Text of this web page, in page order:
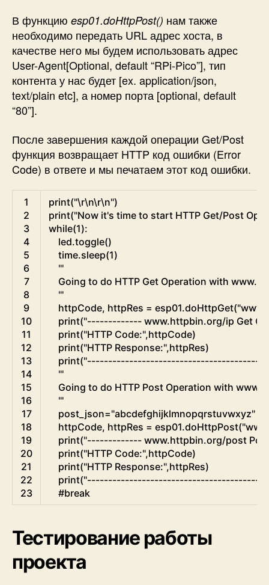
В функцию esp01.doHttpPost() нам также
необходимо передать URL адрес хоста, в
качестве него мы будем использовать адрес
User-Agent[Optional, default “RPi-Pico”], тип
контента у нас будет [ex. application/json,
text/plain etc], а номер порта [optional, default
“80”].
После завершения каждой операции Get/Post
функция возвращает HTTP код ошибки (Error
Code) в ответе и мы печатаем этот код ошибки.
1
2
3
4
5
6
7
8
9
10
11
12
13
14
15
16
17
18
19
20
21
22
23
print("\r\n\r\n")
print("Now it's time to start HTTP Get/Post
while(1):
led.toggle()
time.sleep(1)
'''
Going to do HTTP Get Operation with
'''
httpCode, httpRes = esp01.doHttpGet(
print("------------- www.httpbin.org/ip Get
print("HTTP Code:",httpCode)
print("HTTP Response:",httpRes)
print(
'''
Going to do HTTP Post Operation with
'''
post_json="abcdefghijklmnopqrstuvwxyz"
httpCode, httpRes = esp01.doHttpPost(
print("------------- www.httpbin.org/post
print("HTTP Code:",httpCode)
print("HTTP Response:",httpRes)
print(
#break
Тестирование работы
проекта